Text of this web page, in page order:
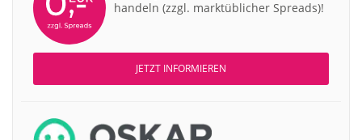
handeln (zzgl. marktüblicher Spreads)!
JETZT INFORMIEREN